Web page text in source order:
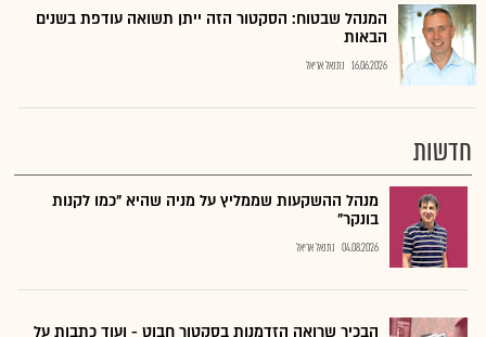
המנהל שבטוח: הסקטור הזה ייתן תשואה עודפת בשנים
הבאות
16.06.2026 נתנאל אריאל
חדשות
מנהל ההשקעות שממליץ על מניה שהיא "כמו לקנות
בונקר"
04.08.2026 נתנאל אריאל
הבכיר שרואה הזדמנות בסקטור חבוט - ועוד כתבות על